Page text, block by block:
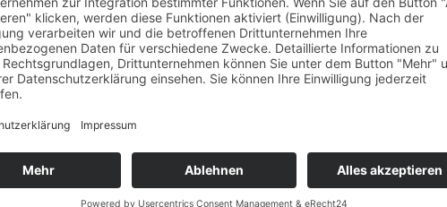
und Politikerin
Schuhe, ist mir zu langweilig. Aber jemanden
foltern, macht schon Spaß.“
wie kamen Sie dazu?
irgendwie anders bin. Seit Freud wissen wir, dass Kinder ihre
sie sie wirklich bewusst benennen und differenzieren können.